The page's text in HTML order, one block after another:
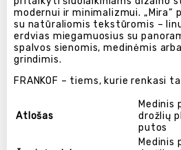
modernui ir minimalizmui. „Mira“
su natūraliomis tekstūromis –
erdvias miegamuosius su
spalvos sienomis, medinėmis
grindimis.
FRANKOF – tiems, kurie renkasi
Atlošas
Medinis
drožlių
putos
Medinis